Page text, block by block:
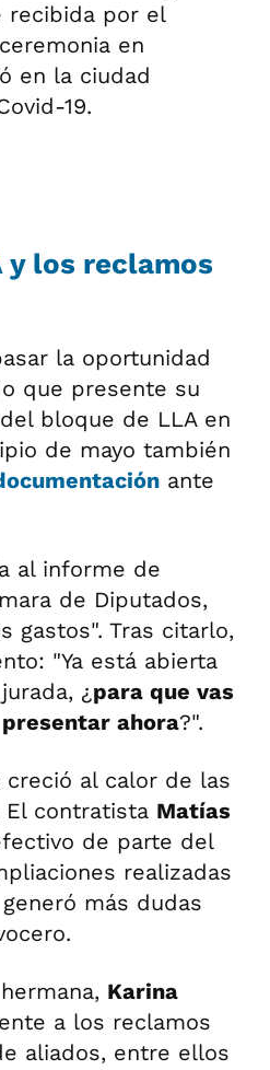
recibida por el
en
en la ciudad
19.
y los reclamos
la oportunidad
que presente su
bloque de LLA en
de mayo también
ante
al informe de
de Diputados,
gastos". Tras citarlo,
"Ya está abierta
¿para que vas
ahora?".
al calor de las
El contratista Matías
de parte del
realizadas
más dudas
Karina
a los reclamos
aliados, entre ellos